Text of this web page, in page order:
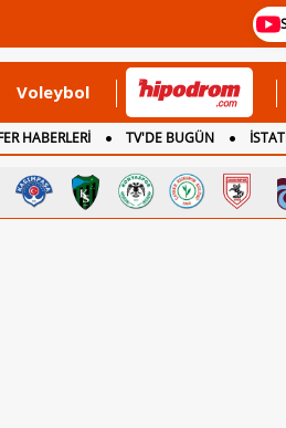
Voleybol
HABERLERİ TV'DE BUGÜN